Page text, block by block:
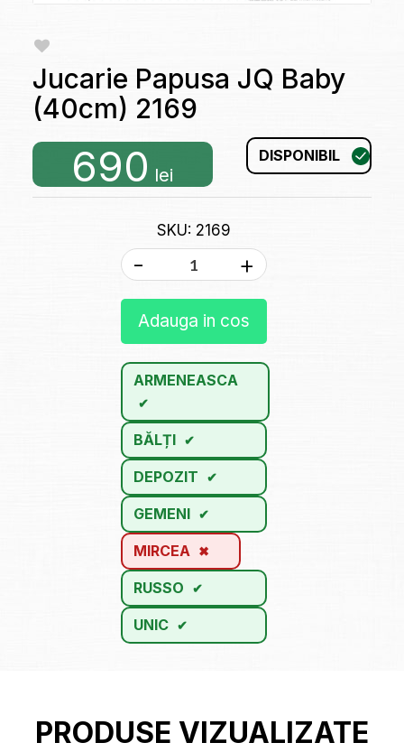
Jucarie Papusa JQ Baby
(40cm) 2169
690 lei
DISPONIBIL
SKU: 2169
- +
Adauga in cos
ARMENEASCA
BĂLȚI
DEPOZIT
GEMENI
MIRCEA
RUSSO
UNIC
PRODUSE VIZUALIZATE